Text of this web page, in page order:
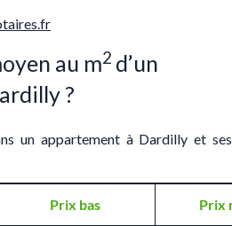
au m2 d’un
?
un appartement à Dardilly et ses
Prix bas Prix